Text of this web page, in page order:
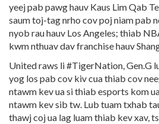
yeej pab pawg hauv Kaus Lim Qab
saum toj-tag nrho cov poj niam pab
nyob rau hauv Los Angeles; thiab
kwm nthuav dav franchise hauv
United raws li #TigerNation, Gen.G
yog los pab cov kiv cua thiab cov
ntawm kev ua si thiab esports kom
ntawm kev sib tw. Lub tuam txhab
thawj coj ua lag luam thiab kev xav,